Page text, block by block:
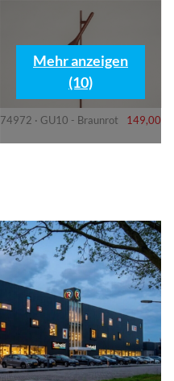
74972 · GU10 - Braunrot 149,00
Mehr anzeigen
(10)